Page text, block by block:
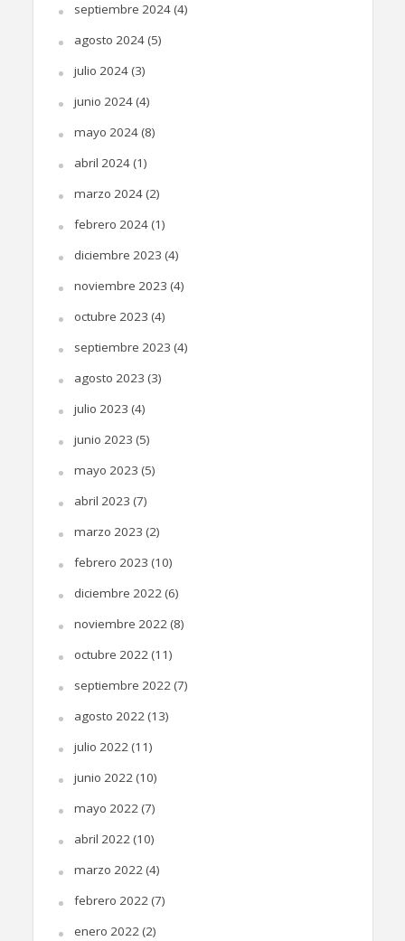
septiembre 2024(4)
agosto 2024(5)
julio 2024(3)
junio 2024(4)
mayo 2024(8)
abril 2024(1)
marzo 2024(2)
febrero 2024(1)
diciembre 2023 (4)
noviembre 2023 (4)
octubre 2023 (4)
septiembre 2023 (4)
agosto 2023 (3)
julio 2023 (4)
junio 2023 (5)
mayo 2023 (5)
abril 2023 (7)
marzo 2023 (2)
febrero 2023 (10)
diciembre 2022(6)
noviembre 2022(8)
octubre 2022(11)
septiembre 2022(7)
agosto 2022(13)
julio 2022(11)
junio 2022(10)
mayo 2022(7)
abril 2022(10)
marzo 2022(4)
febrero 2022(7)
enero 2022(2)